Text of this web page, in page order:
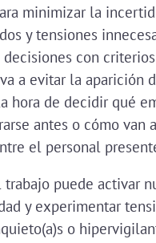
minimizar la
y tensiones
decisiones con
a evitar la aparición
hora de decidir qué
antes o cómo van
el personal
puede activar
y experimentar
o